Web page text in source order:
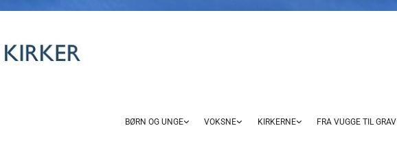
BØRN OG UNGE VOKSNE KIRKERNE FRA VUGGE TIL GRAV